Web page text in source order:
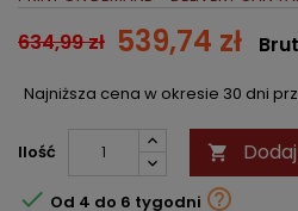
634,99 zł 539,74 zł
Najniższa cena w okresie 30 dni
Ilość 
 Od 4 do 6 tygodni 